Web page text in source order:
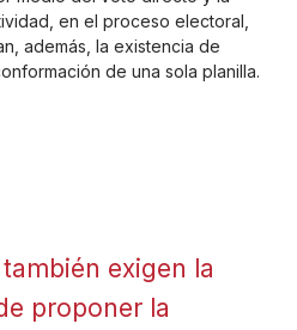
en el proceso electoral,
además, la existencia de
de una sola planilla.
exigen la
proponer la